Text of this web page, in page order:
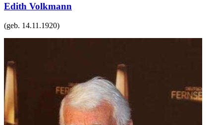
Edith Volkmann
(geb. 14.11.1920)